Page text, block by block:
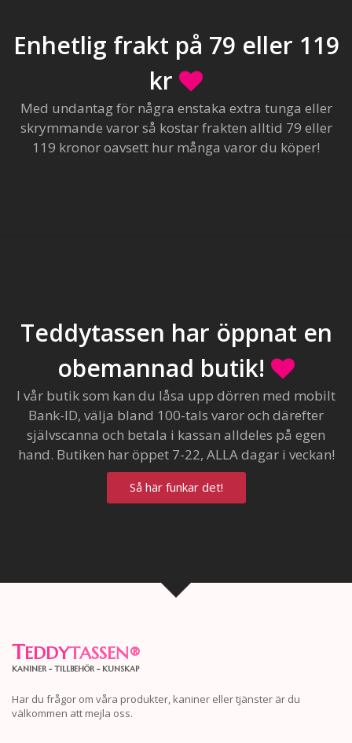
Enhetlig frakt på 79 eller 119
kr
Med undantag för några enstaka extra tunga eller
skrymmande varor så kostar frakten alltid 79 eller
119 kronor oavsett hur många varor du köper!
Teddytassen har öppnat en
obemannad butik!
I vår butik som kan du låsa upp dörren med mobilt
Bank-ID, välja bland 100-tals varor och därefter
självscanna och betala i kassan alldeles på egen
hand. Butiken har öppet 7-22, ALLA dagar i veckan!
Så här funkar det!
TEDDYTASSEN®
KANINER - TILLBEHÖR - KUNSKAP
Har du frågor om våra produkter, kaniner eller tjänster är du
välkommen att mejla oss.